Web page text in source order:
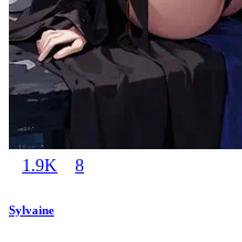
1.9K 8
Sylvaine